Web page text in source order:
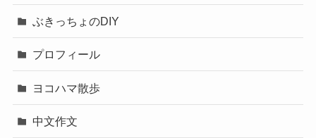
ぶきっちょのDIY
プロフィール
ヨコハマ散歩
中文作文